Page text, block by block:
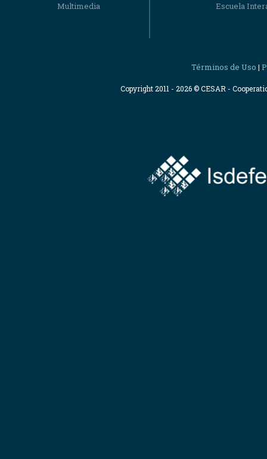
Multimedia
Escuela
Términos de Uso |
Copyright 2011 - 2026 © CESAR -